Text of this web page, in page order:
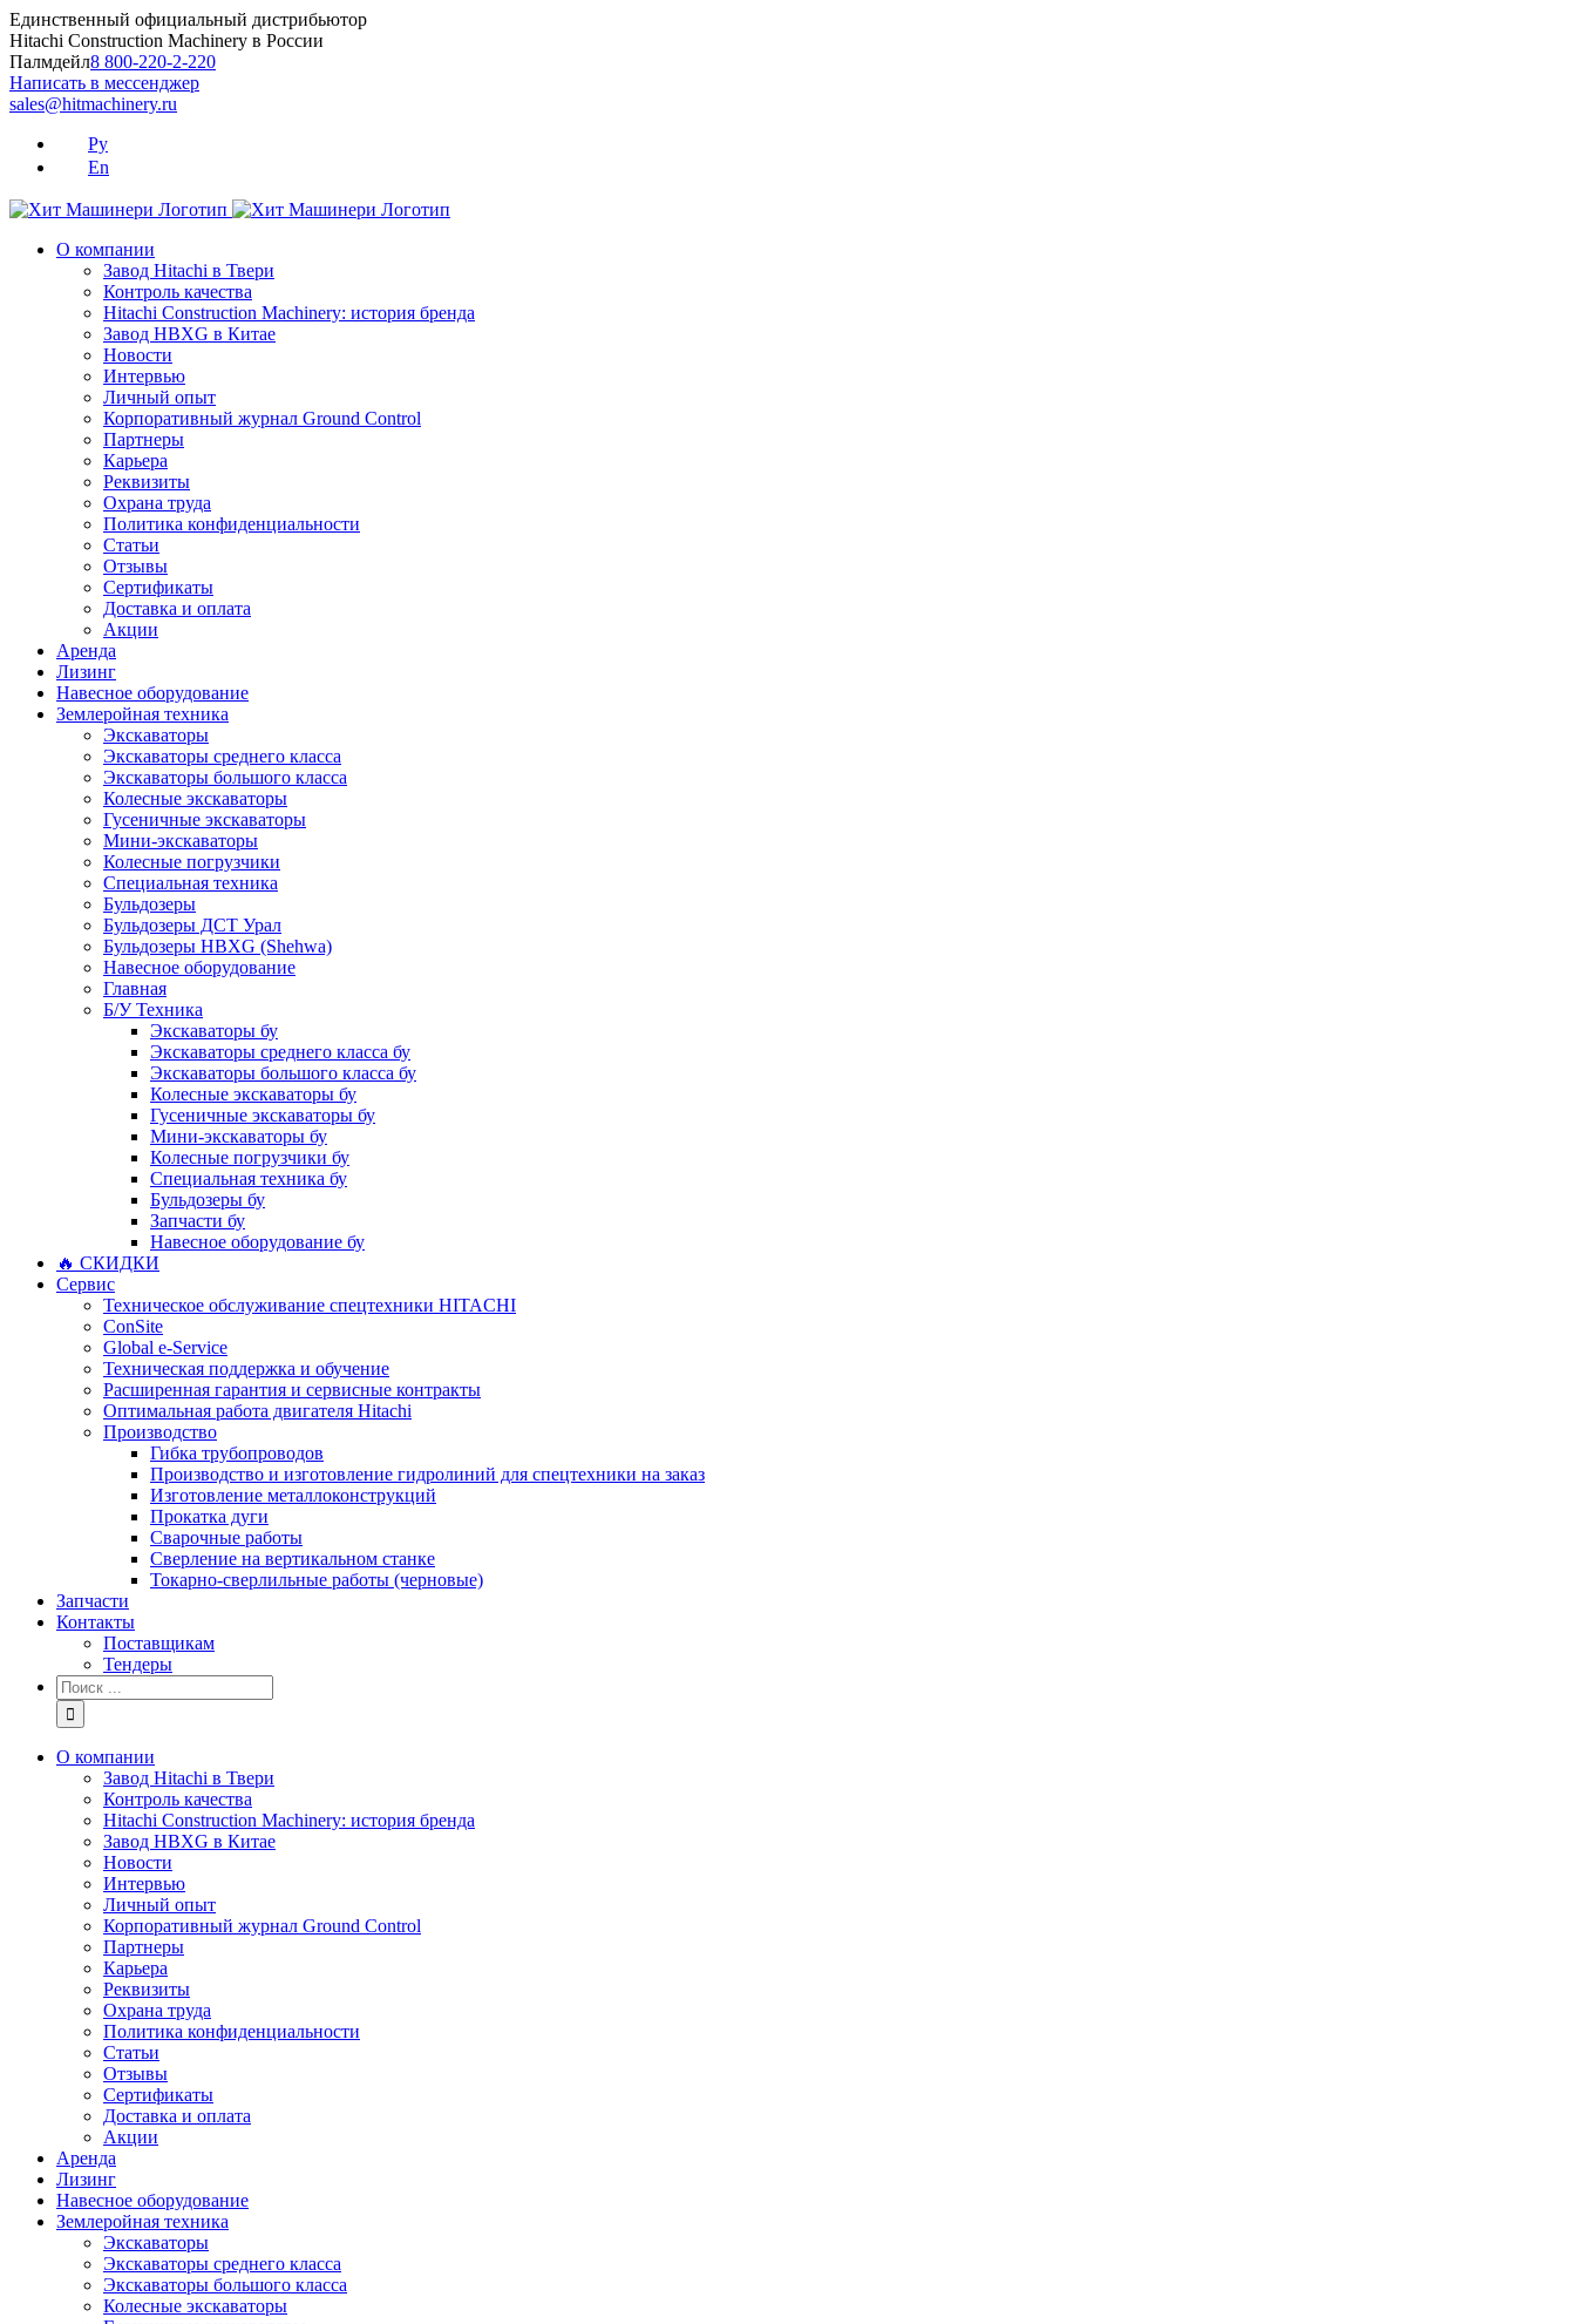
Skip
to
content
Единственный официальный дистрибьютор
Hitachi Construction Machinery в России
Палмдейл8 800-220-2-220
Написать в мессенджер
sales@hitmachinery.ru
Ру
En
О компании
Завод Hitachi в Твери
Контроль качества
Hitachi Construction Machinery: история бренда
Завод HBXG в Китае
Новости
Интервью
Личный опыт
Корпоративный журнал Ground Control
Партнеры
Карьера
Реквизиты
Охрана труда
Политика конфиденциальности
Статьи
Отзывы
Сертификаты
Доставка и оплата
Акции
Аренда
Лизинг
Навесное оборудование
Землеройная техника
Экскаваторы
Экскаваторы среднего класса
Экскаваторы большого класса
Колесные экскаваторы
Гусеничные экскаваторы
Мини-экскаваторы
Колесные погрузчики
Специальная техника
Бульдозеры
Бульдозеры ДСТ Урал
Бульдозеры HBXG (Shehwa)
Навесное оборудование
Главная
Б/У Техника
Экскаваторы бу
Экскаваторы среднего класса бу
Экскаваторы большого класса бу
Колесные экскаваторы бу
Гусеничные экскаваторы бу
Мини-экскаваторы бу
Колесные погрузчики бу
Специальная техника бу
Бульдозеры бу
Запчасти бу
Навесное оборудование бу
🔥 СКИДКИ
Сервис
Техническое обслуживание спецтехники HITACHI
ConSite
Global e-Service
Техническая поддержка и обучение
Расширенная гарантия и сервисные контракты
Оптимальная работа двигателя Hitachi
Производство
Гибка трубопроводов
Производство и изготовление гидролиний для спецтехники на заказ
Изготовление металлоконструкций
Прокатка дуги
Сварочные работы
Сверление на вертикальном станке
Токарно-сверлильные работы (черновые)
Запчасти
Контакты
Поставщикам
Тендеры
Результат
поиска:
О компании
Завод Hitachi в Твери
Контроль качества
Hitachi Construction Machinery: история бренда
Завод HBXG в Китае
Новости
Интервью
Личный опыт
Корпоративный журнал Ground Control
Партнеры
Карьера
Реквизиты
Охрана труда
Политика конфиденциальности
Статьи
Отзывы
Сертификаты
Доставка и оплата
Акции
Аренда
Лизинг
Навесное оборудование
Землеройная техника
Экскаваторы
Экскаваторы среднего класса
Экскаваторы большого класса
Колесные экскаваторы